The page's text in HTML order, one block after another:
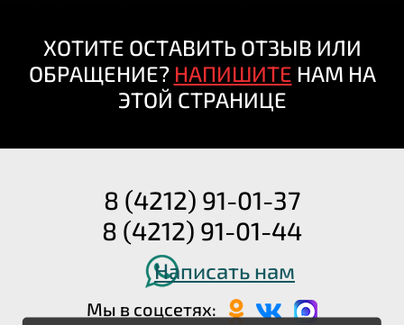
ХОТИТЕ ОСТАВИТЬ ОТЗЫВ ИЛИ
ОБРАЩЕНИЕ? НАПИШИТЕ НАМ НА
ЭТОЙ СТРАНИЦЕ
8 (4212) 91-01-37
8 (4212) 91-01-44
Написать нам
Мы в соцсетях: